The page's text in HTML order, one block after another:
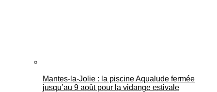
Mantes-la-Jolie : la piscine Aqualude fermée
jusqu’au 9 août pour la vidange estivale